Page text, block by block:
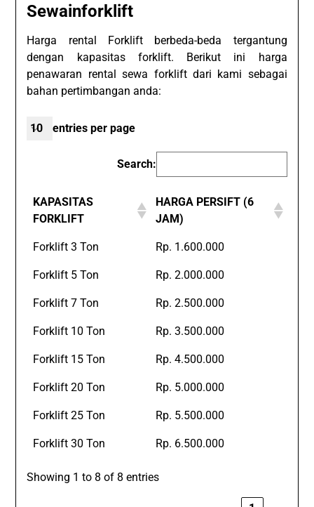
Sewainforklift
Harga rental Forklift berbeda-beda tergantung
dengan kapasitas forklift. Berikut ini harga
penawaran rental sewa forklift dari kami sebagai
bahan pertimbangan anda:
entries per page
Search:
KAPASITAS
FORKLIFT
HARGA PERSIFT (6
JAM)
Forklift 3 Ton Rp. 1.600.000
Forklift 5 Ton Rp. 2.000.000
Forklift 7 Ton Rp. 2.500.000
Forklift 10 Ton Rp. 3.500.000
Forklift 15 Ton Rp. 4.500.000
Forklift 20 Ton Rp. 5.000.000
Forklift 25 Ton Rp. 5.500.000
Forklift 30 Ton Rp. 6.500.000
Showing 1 to 8 of 8 entries